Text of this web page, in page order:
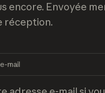
encore. Envoyée
réception.